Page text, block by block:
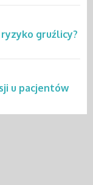
gruźlicy?
u pacjentów